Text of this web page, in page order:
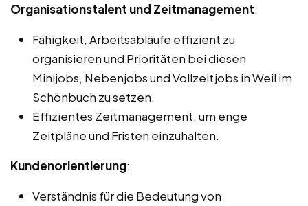
Organisationstalent und Zeitmanagement:
Fähigkeit, Arbeitsabläufe effizient zu
organisieren und Prioritäten bei diesen
Minijobs, Nebenjobs und Vollzeitjobs in Weil im
Schönbuch zu setzen.
Effizientes Zeitmanagement, um enge
Zeitpläne und Fristen einzuhalten.
Kundenorientierung:
Verständnis für die Bedeutung von